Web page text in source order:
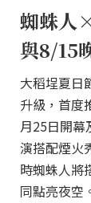
蜘蛛人
與8/15
大稻埕夏日
升級，首
月25日開幕
演搭配煙火
時蜘蛛人將
同點亮夜空